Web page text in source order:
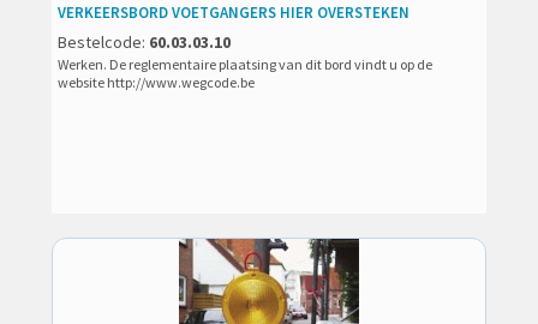
VERKEERSBORD VOETGANGERS HIER OVERSTEKEN
Bestelcode: 60.03.03.10
Werken. De reglementaire plaatsing van dit bord vindt u op de
website http://www.wegcode.be